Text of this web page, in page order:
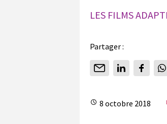
LES FILMS
Partager :
8 octobre 2018